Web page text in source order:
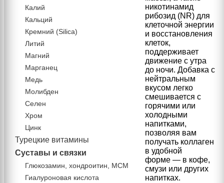
никотинамид
рибозид (NR) для
клеточной энергии
и восстановления
клеток,
поддерживает
движение с утра
до ночи. Добавка с
нейтральным
вкусом легко
смешивается с
горячими или
холодными
напитками,
позволяя вам
получать коллаген
в удобной
форме — в кофе,
смузи или других
напитках.
Калий
Кальций
Кремний (Silica)
Литий
Магний
Марганец
Медь
Молибден
Селен
Хром
Цинк
Турецкие витамины
Суставы и связки
Глюкозамин, хондроитин, МСМ
Гиалуроновая кислота